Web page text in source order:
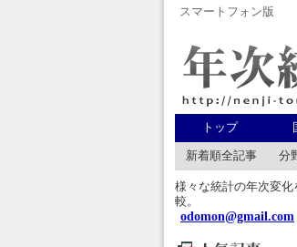
スマートフォン版
年次統計
トップ
新着順全記事 分
様々な統計の年次変化
較。
odomon@gmail.com